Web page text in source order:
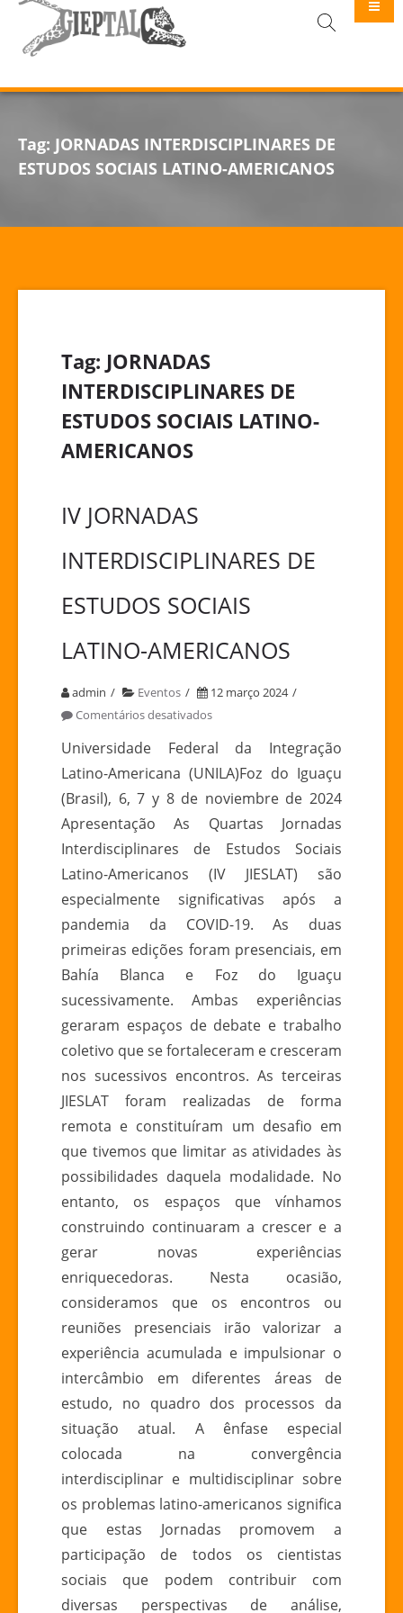
GIEPTALC
Tag: JORNADAS INTERDISCIPLINARES DE
ESTUDOS SOCIAIS LATINO-AMERICANOS
Tag: JORNADAS
INTERDISCIPLINARES DE
ESTUDOS SOCIAIS LATINO-
AMERICANOS
IV JORNADAS
INTERDISCIPLINARES DE
ESTUDOS SOCIAIS
LATINO-AMERICANOS
admin Eventos
12 março 2024
Comentários desativadosem
JORNADAS
INTERDISCIPLINARES
DE
ESTUDOS
SOCIAIS
LATINO-
AMERICANOS
Universidade Federal da Integração
Latino-Americana (UNILA)Foz do Iguaçu
(Brasil), 6, 7 y 8 de noviembre de 2024
Apresentação As Quartas Jornadas
Interdisciplinares de Estudos Sociais
Latino-Americanos (IV JIESLAT) são
especialmente significativas após a
pandemia da COVID-19. As duas
primeiras edições foram presenciais, em
Bahía Blanca e Foz do Iguaçu
sucessivamente. Ambas experiências
geraram espaços de debate e trabalho
coletivo que se fortaleceram e cresceram
nos sucessivos encontros. As terceiras
JIESLAT foram realizadas de forma
remota e constituíram um desafio em
que tivemos que limitar as atividades às
possibilidades daquela modalidade. No
entanto, os espaços que vínhamos
construindo continuaram a crescer e a
gerar novas experiências
enriquecedoras. Nesta ocasião,
consideramos que os encontros ou
reuniões presenciais irão valorizar a
experiência acumulada e impulsionar o
intercâmbio em diferentes áreas de
estudo, no quadro dos processos da
situação atual. A ênfase especial
colocada na convergência
interdisciplinar e multidisciplinar sobre
os problemas latino-americanos significa
que estas Jornadas promovem a
participação de todos os cientistas
sociais que podem contribuir com
diversas perspectivas de análise,